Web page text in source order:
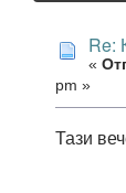
Re:
«
pm »
Тази